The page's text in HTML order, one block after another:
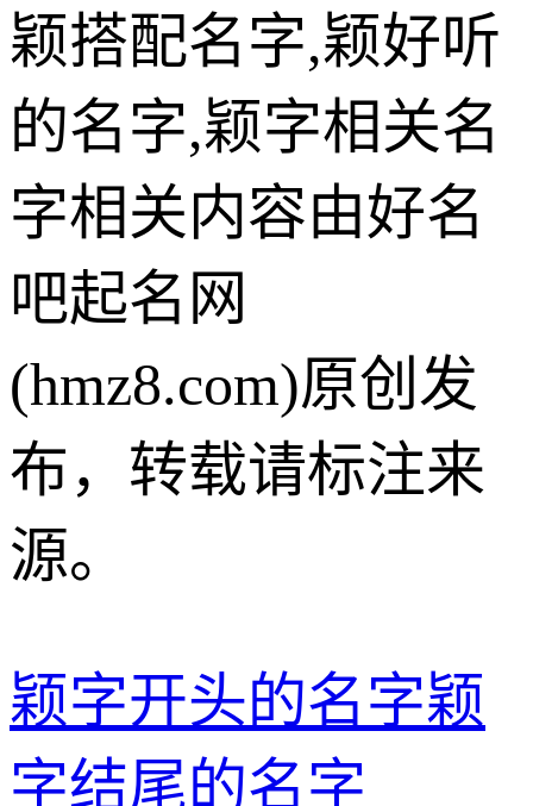
颖搭配名字,颖好听
的名字,颖字相关名
字相关内容由好名
吧起名网
(hmz8.com)原创发
布，转载请标注来
源。
颖字开头的名字颖
字结尾的名字